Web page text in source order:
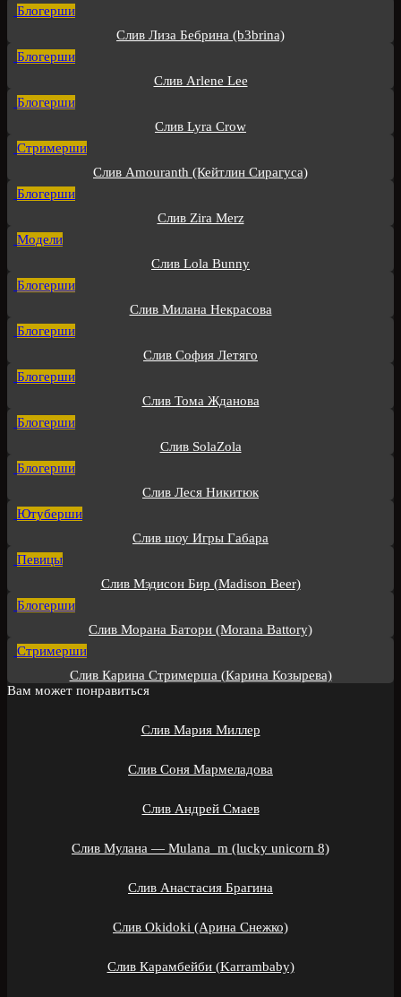
Блогерши
Слив Лиза Бебрина (b3brina)
Блогерши
Слив Arlene Lee
Блогерши
Слив Lyra Crow
Стримерши
Слив Amouranth (Кейтлин Сирагуса)
Блогерши
Слив Zira Merz
Модели
Слив Lola Bunny
Блогерши
Слив Милана Некрасова
Блогерши
Слив София Летяго
Блогерши
Слив Тома Жданова
Блогерши
Слив SolaZola
Блогерши
Слив Леся Никитюк
Ютуберши
Слив шоу Игры Габара
Певицы
Слив Мэдисон Бир (Madison Beer)
Блогерши
Слив Морана Батори (Morana Battory)
Стримерши
Слив Карина Стримерша (Карина Козырева)
Вам может понравиться
Слив Мария Миллер
Слив Соня Мармеладова
Слив Андрей Смаев
Слив Мулана — Mulana_m (lucky unicorn 8)
Слив Анастасия Брагина
Слив Okidoki (Арина Снежко)
Слив Карамбейби (Karrambaby)